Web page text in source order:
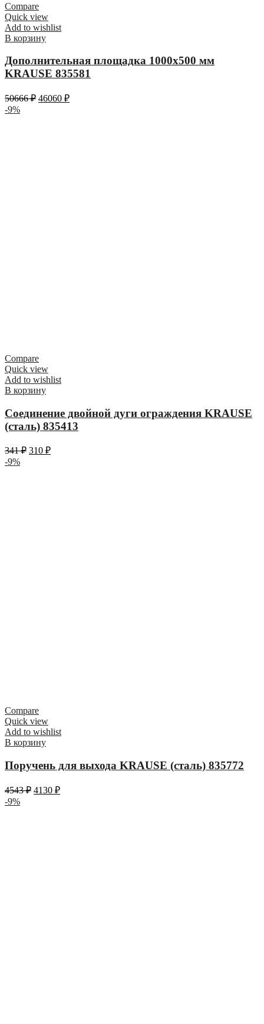
Compare
Quick view
Add to wishlist
В корзину
Дополнительная площадка 1000х500 мм
KRAUSE 835581
50666₽ 46060 ₽
-9%
Compare
Quick view
Add to wishlist
В корзину
Соединение двойной дуги ограждения KRAUSE
(сталь) 835413
341₽ 310 ₽
-9%
Compare
Quick view
Add to wishlist
В корзину
Поручень для выхода KRAUSE (сталь) 835772
4543₽ 4130 ₽
-9%